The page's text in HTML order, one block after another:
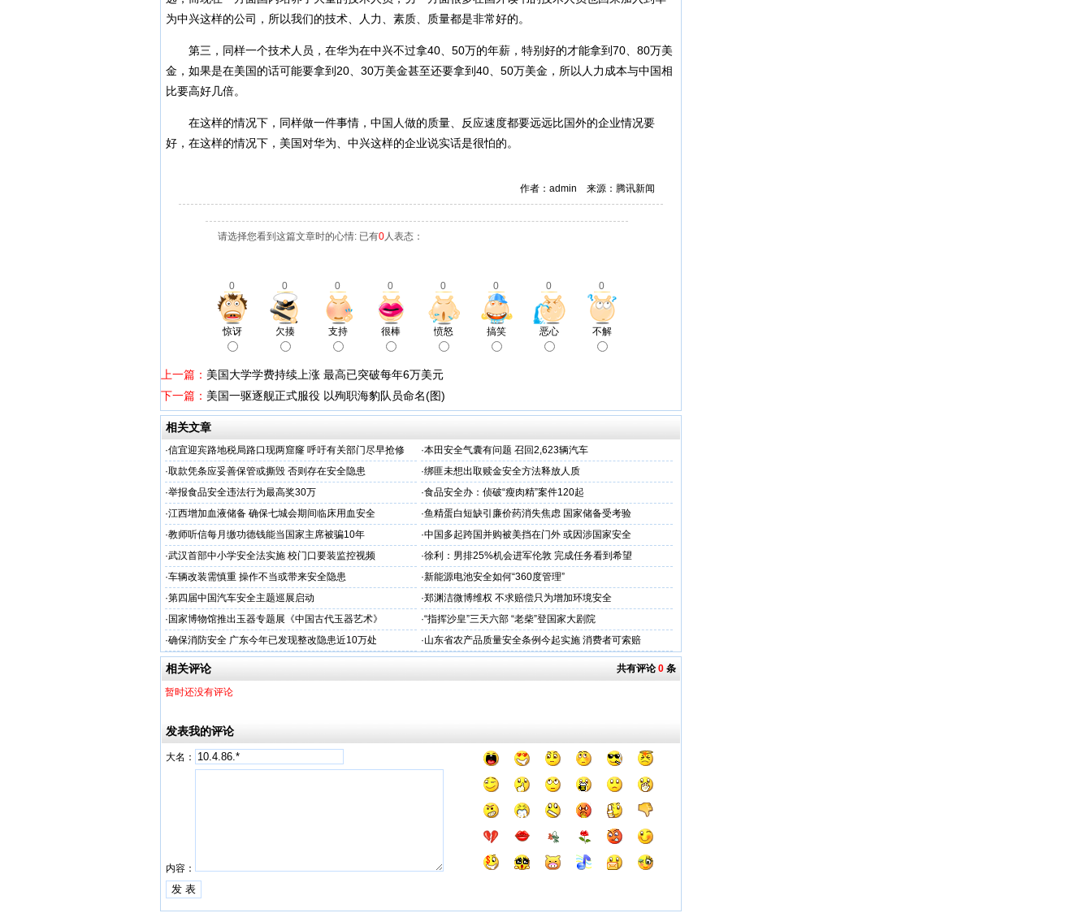
为中兴这样的公司，所以我们的技术、人力、素质、质量都是非常好的。
第三，同样一个技术人员，在华为在中兴不过拿40、50万的年薪，特别好的才能拿到70、80万美
金，如果是在美国的话可能要拿到20、30万美金甚至还要拿到40、50万美金，所以人力成本与中国相
比要高好几倍。
在这样的情况下，同样做一件事情，中国人做的质量、反应速度都要远远比国外的企业情况要
好，在这样的情况下，美国对华为、中兴这样的企业说实话是很怕的。
作者：admin 来源：腾讯新闻
请选择您看到这篇文章时的心情: 已有0人表态：
0 0 0 0 0 0 0 0
惊讶 欠揍 支持 很棒 愤怒 搞笑 恶心 不解
上一篇： 美国大学学费持续上涨 最高已突破每年6万美元
下一篇： 美国一驱逐舰正式服役 以殉职海豹队员命名(图)
相关文章
·信宜迎宾路地税局路口现两窟窿 呼吁有关部门尽早抢修 ·本田安全气囊有问题 召回2,623辆汽车
·取款凭条应妥善保管或撕毁 否则存在安全隐患 ·绑匪未想出取赎金安全方法释放人质
·举报食品安全违法行为最高奖30万 ·食品安全办：侦破“瘦肉精”案件120起
·江西增加血液储备 确保七城会期间临床用血安全 ·鱼精蛋白短缺引廉价药消失焦虑 国家储备受考验
·教师听信每月缴功德钱能当国家主席被骗10年 ·中国多起跨国并购被美挡在门外 或因涉国家安全
·武汉首部中小学安全法实施 校门口要装监控视频 ·徐利：男排25%机会进军伦敦 完成任务看到希望
·车辆改装需慎重 操作不当或带来安全隐患 ·新能源电池安全如何“360度管理”
·第四届中国汽车安全主题巡展启动 ·郑渊洁微博维权 不求赔偿只为增加环境安全
· 国家博物馆推出玉器专题展《中国古代玉器艺术》 ·“指挥沙皇”三天六部 “老柴”登国家大剧院
·确保消防安全 广东今年已发现整改隐患近10万处 ·山东省农产品质量安全条例今起实施 消费者可索赔
共有评论0 条
相关评论
暂时还没有评论
发表我的评论
大名：
内容：